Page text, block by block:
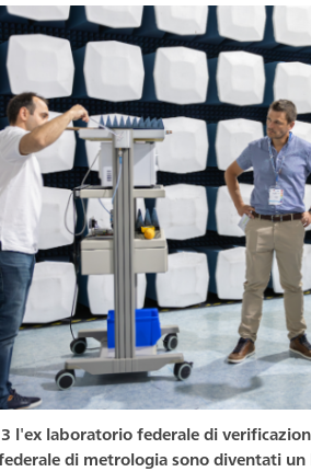
l'ex laboratorio federale di
di metrologia sono diventati